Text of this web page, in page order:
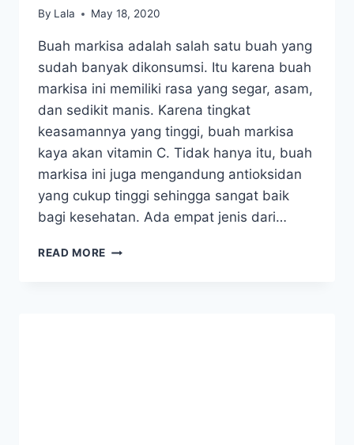
By Lala May 18, 2020
Buah markisa adalah salah satu buah yang
sudah banyak dikonsumsi. Itu karena buah
markisa ini memiliki rasa yang segar, asam,
dan sedikit manis. Karena tingkat
keasamannya yang tinggi, buah markisa
kaya akan vitamin C. Tidak hanya itu, buah
markisa ini juga mengandung antioksidan
yang cukup tinggi sehingga sangat baik
bagi kesehatan. Ada empat jenis dari…
READ MORE EFEK